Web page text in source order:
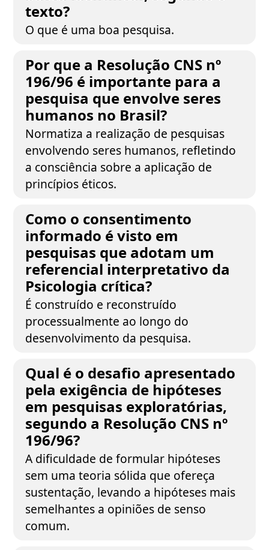
texto?
O que é uma boa pesquisa.
Por que a Resolução CNS nº
196/96 é importante para a
pesquisa que envolve seres
humanos no Brasil?
Normatiza a realização de pesquisas
envolvendo seres humanos, refletindo
a consciência sobre a aplicação de
princípios éticos.
Como o consentimento
informado é visto em
pesquisas que adotam um
referencial interpretativo da
Psicologia crítica?
É construído e reconstruído
processualmente ao longo do
desenvolvimento da pesquisa.
Qual é o desafio apresentado
pela exigência de hipóteses
em pesquisas exploratórias,
segundo a Resolução CNS nº
196/96?
A dificuldade de formular hipóteses
sem uma teoria sólida que ofereça
sustentação, levando a hipóteses mais
semelhantes a opiniões de senso
comum.